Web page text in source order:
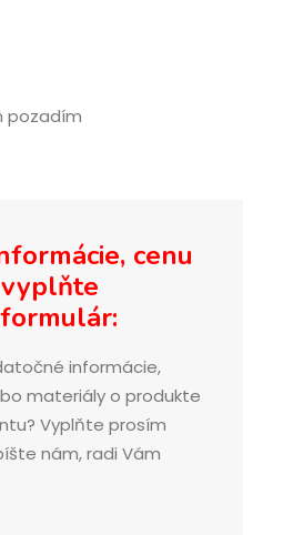
pozadím
cenu
informácie,
materiály o produkte
Vyplňte prosím
nám, radi Vám